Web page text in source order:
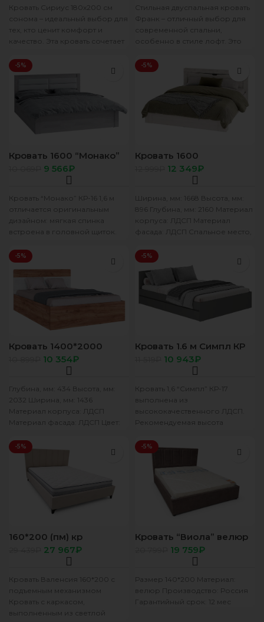
Кровать Сириус 180х200 см
сонома – идеальный выбор для
тех, кто ценит комфорт и
качество. Эта кровать сочетает
Стильная двуспальная кровать
Франк – отличный выбор для
современной спальни,
особенно в стиле лофт. Это
использованию в дизайне
-5%
Кровать 1600 “Монако”
КР-16 ясень белый/F12
(без настила)
9 566₽
Кровать “Монако” КР-16 1,6 м
отличается оригинальным
дизайном: мягкая спинка
встроена в головной щиток.
декоративными элементами из
МДФ.
-5%
Кровать 1600
“Леонардо” КР-15 бетон
пайн светлый/графит
(без настила)
12 349₽
Ширина, мм: 1668 Высота, мм:
896 Глубина, мм: 2160 Материал
корпуса: ЛДСП Материал
фасада: ЛДСП Спальное место,
-5%
Кровать 1400*2000
Вегас дуб табачный/
белый + настил ДСП
10 354₽
Глубина, мм: 434 Высота, мм:
2032 Ширина, мм: 1436
Материал корпуса: ЛДСП
Материал фасада: ЛДСП Цвет:
Крафт
-5%
Кровать 1.6 м Симпл КР
-17 Графит
10 943₽
Кровать 1,6 “Симпл” КР-17
выполнена из
высококачественного ЛДСП.
Рекомендуемая высота
для кровати приобретается
отдельно, на
-5%
160*200 (пм) кр
Валенсия 03
Калифорния св кор
27 967₽
Кровать Валенсия 160*200 с
подъемным механизмом
Кровать с каркасом,
выполненным из светлой
-5%
Кровать “Виола” велюр
фиолетовый 140х200
19 759₽
Размер 140*200 Материал:
велюр Производство: Россия
Гарантийный срок: 12 мес